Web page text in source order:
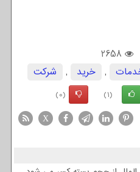
2658
, خرید ,
شركت
(1)
(0)
X